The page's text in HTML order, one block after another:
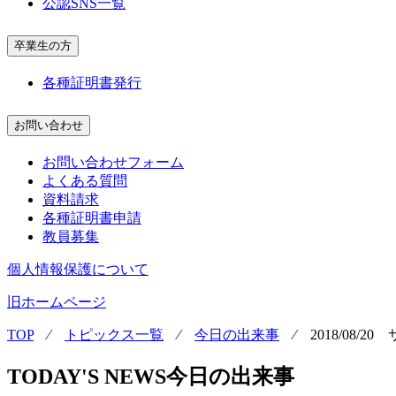
公認SNS一覧
卒業生の方
各種証明書発行
お問い合わせ
お問い合わせフォーム
よくある質問
資料請求
各種証明書申請
教員募集
個人情報保護について
旧ホームページ
TOP⁄ トピックス一覧 ⁄ 今日の出来事 ⁄ 2018/08/20
TODAY'S NEWS今日の出来事